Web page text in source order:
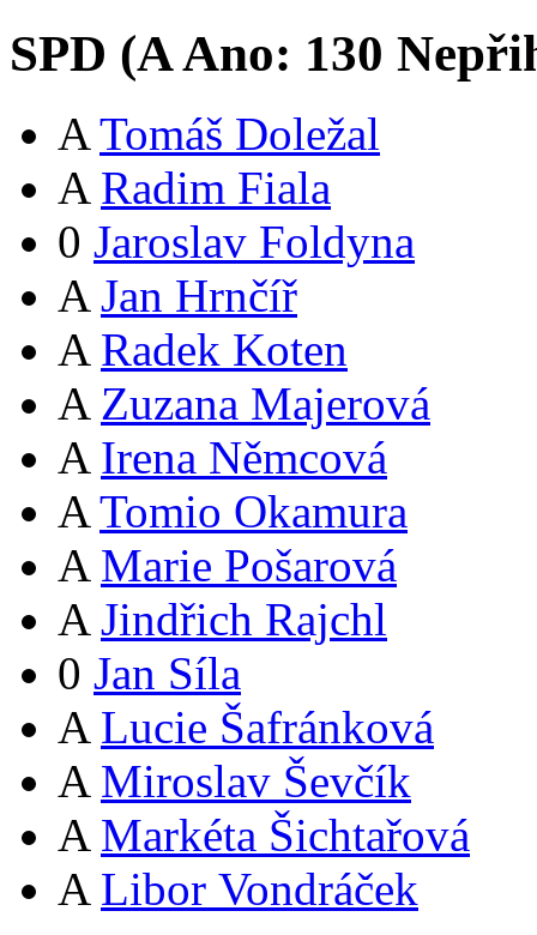
SPD (AAno: 130
A Tomáš Doležal
A Radim Fiala
0 Jaroslav Foldyna
A Jan Hrnčíř
A Radek Koten
A Zuzana Majerová
A Irena Němcová
A Tomio Okamura
A Marie Pošarová
A Jindřich Rajchl
0 Jan Síla
A Lucie Šafránková
A Miroslav Ševčík
A Markéta Šichtařová
A Libor Vondráček